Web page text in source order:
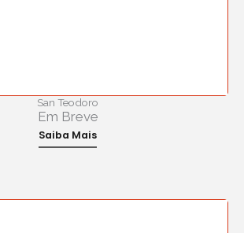
San Teodoro
Em Breve
Saiba Mais